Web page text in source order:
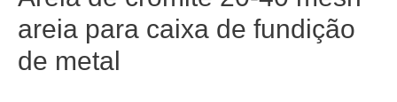
areia para caixa de fundição
de metal